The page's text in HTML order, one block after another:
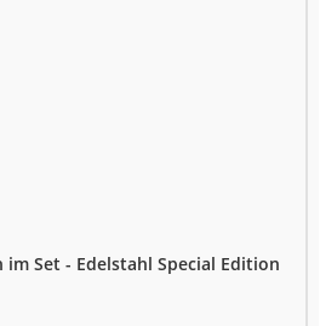
Set - Edelstahl Special Edition